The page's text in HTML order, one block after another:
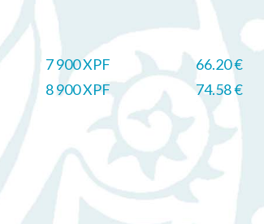
7 900 XPF 66.20 €
8 900 XPF 74.58 €